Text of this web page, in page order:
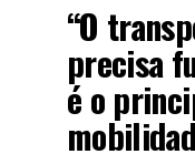
“O
precisa
é o